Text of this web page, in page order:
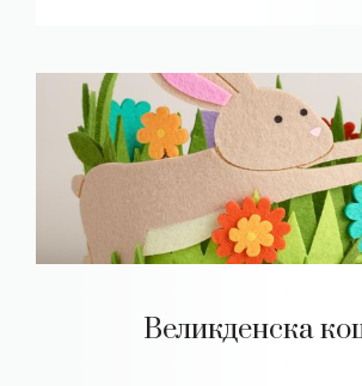
Великденска